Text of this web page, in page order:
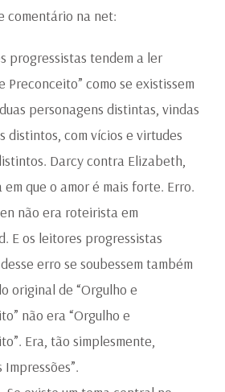
comentário na net:
progressistas tendem a ler
Preconceito” como se existissem
personagens distintas, vindas
distintos, com vícios e virtudes
Darcy contra Elizabeth,
que o amor é mais forte. Erro.
não era roteirista em
E os leitores progressistas
erro se soubessem também
original de “Orgulho e
não era “Orgulho e
Era, tão simplesmente,
Impressões”.